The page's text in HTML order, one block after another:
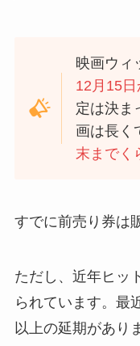
映画ウィ
12月15
定は決ま
画は長く
末までく
すでに前売り券は
ただし、近年ヒッ
られています。最
以上の延期があり